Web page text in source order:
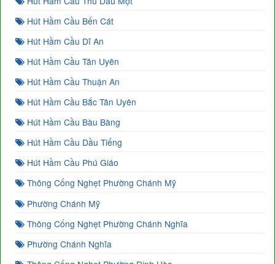
Hút Hầm Cầu Bến Cát
Hút Hầm Cầu Dĩ An
Hút Hầm Cầu Tân Uyên
Hút Hầm Cầu Thuận An
Hút Hầm Cầu Bắc Tân Uyên
Hút Hầm Cầu Bàu Bàng
Hút Hầm Cầu Dầu Tiếng
Hút Hầm Cầu Phú Giáo
Thông Cống Nghẹt Phường Chánh Mỹ
Phường Chánh Mỹ
Thông Cống Nghẹt Phường Chánh Nghĩa
Phường Chánh Nghĩa